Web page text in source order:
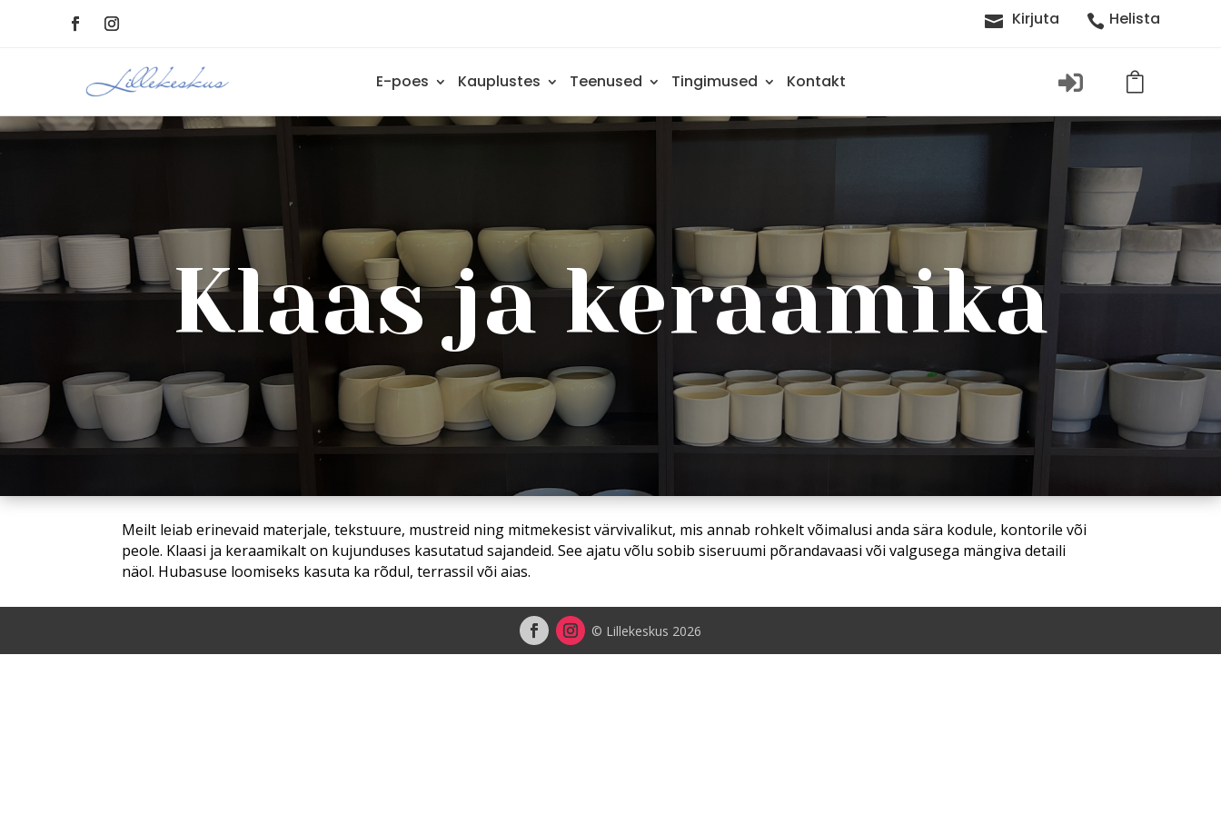
 Kirjuta  Helista
E-poes Kauplustes Teenused Tingimused Kontakt  
Klaas ja keraamika
Meilt leiab erinevaid materjale, tekstuure, mustreid ning mitmekesist värvivalikut, mis annab rohkelt võimalusi anda sära kodule, kontorile või
peole. Klaasi ja keraamikalt on kujunduses kasutatud sajandeid. See ajatu võlu sobib siseruumi põrandavaasi või valgusega mängiva detaili
näol. Hubasuse loomiseks kasuta ka rõdul, terrassil või aias.
© Lillekeskus 2026